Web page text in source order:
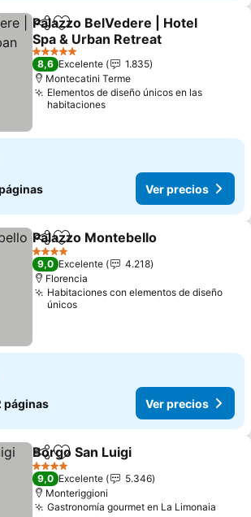
CompartirAgregar a favoritos
Palazzo BelVedere | Hotel
Spa & Urban Retreat
Ver precios
5 Estrellas
8,6 Excelente
1.835
Montecatini Terme
Elementos de diseño únicos en las
habitaciones
Ver precios
CompartirAgregar a favoritos
Palazzo Montebello
4 Estrellas
9,0 Excelente
4.218
Florencia
Habitaciones con elementos de diseño
únicos
páginas Ver precios
CompartirAgregar a favoritos
Borgo San Luigi
4 Estrellas
9,0 Excelente
5.346
Monteriggioni
Gastronomía gourmet en La Limonaia